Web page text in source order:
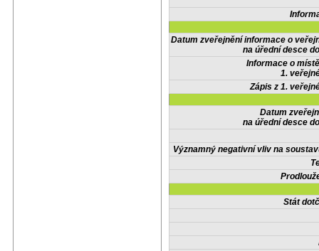
Datum zveřejnění informace o
na úřední desce
Informace o
1.
Zápis z 1.
Datum
na úřední desce
Významný negativní vliv na
Stát